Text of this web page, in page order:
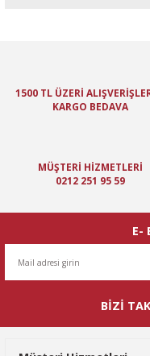
Ürün resmi kalitesiz,
Ürün bilgilerinde hatalar
Ürün fiyatı diğer
1500 TL ÜZERİ
KARGO BEDAVA
MÜŞTERİ HİZMETLERİ
0212 251 95 59
E-
BİZİ